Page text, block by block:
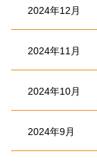
2024年12月
2024年11月
2024年10月
2024年9月